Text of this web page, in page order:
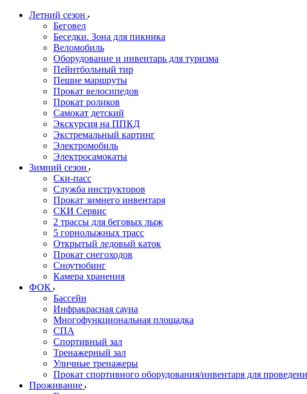
Летний сезон
Беговел
Беседки. Зона для пикника
Веломобиль
Оборудование и инвентарь для туризма
Пейнтбольный тир
Пешие маршруты
Прокат велосипедов
Прокат роликов
Самокат детский
Экскурсия на ППКД
Экстремальный картинг
Электромобиль
Электросамокаты
Зимний сезон
Ски-пасс
Служба инструкторов
Прокат зимнего инвентаря
СКИ Сервис
2 трассы для беговых лыж
5 горнолыжных трасс
Открытый ледовый каток
Прокат снегоходов
Сноутюбинг
Камера хранения
ФОК
Бассейн
Инфракрасная сауна
Многофункциональная площадка
СПА
Спортивный зал
Тренажерный зал
Уличные тренажеры
Прокат спортивного оборудования/инвентаря для
Проживание